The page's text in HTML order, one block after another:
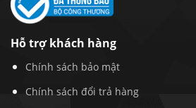
Hỗ trợ khách hàng
Chính sách bảo mật
Chính sách đổi trả hàng